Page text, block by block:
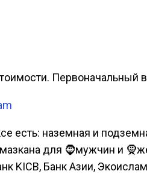
Первоначальный
есть: наземная и
для 🧔мужчин и
KICB, Банк Азии,